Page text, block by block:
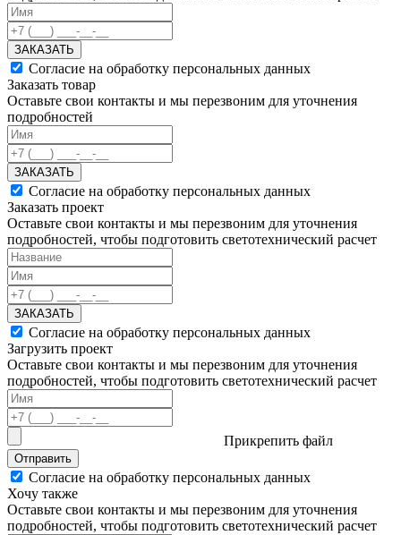
ЗАКАЗАТЬ
Согласие на обработку персональных данных
Заказать товар
Оставьте свои контакты и мы перезвоним для уточнения
подробностей
ЗАКАЗАТЬ
Согласие на обработку персональных данных
Заказать проект
Оставьте свои контакты и мы перезвоним для уточнения
подробностей, чтобы подготовить светотехнический расчет
ЗАКАЗАТЬ
Согласие на обработку персональных данных
Загрузить проект
Оставьте свои контакты и мы перезвоним для уточнения
подробностей, чтобы подготовить светотехнический расчет
Прикрепить файл
Отправить
Согласие на обработку персональных данных
Хочу также
Оставьте свои контакты и мы перезвоним для уточнения
подробностей, чтобы подготовить светотехнический расчет